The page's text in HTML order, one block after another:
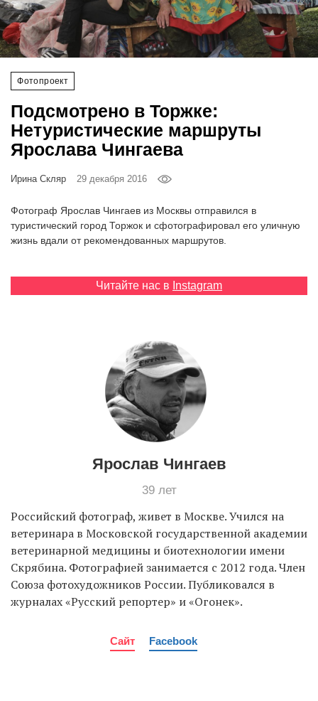
Фотопроект
Подсмотрено в Торжке:
Нетуристические маршруты
Ярослава Чингаева
Ирина Скляр 29 декабря 2016
Фотограф Ярослав Чингаев из Москвы отправился в
туристический город Торжок и сфотографировал его уличную
жизнь вдали от рекомендованных маршрутов.
Читайте нас в Instagram
Ярослав Чингаев
39 лет
Российский фотограф, живет в Москве. Учился на
ветеринара в Московской государственной академии
ветеринарной медицины и биотехнологии имени
Скрябина. Фотографией занимается с 2012 года. Член
Союза фотохудожников России. Публиковался в
журналах «Русский репортер» и «Огонек».
Сайт Facebook